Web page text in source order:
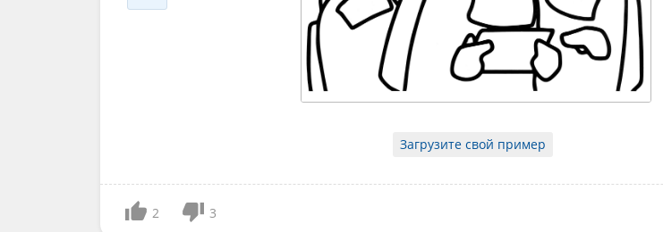
Загрузите свой пример
2 3